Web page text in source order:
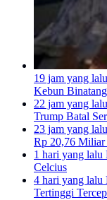
19 jam yang lalu
Kebun
22 jam yang lalu
Trump Batal
23 jam yang lalu
Rp 20,76 Miliar
1 hari yang lalu
Celcius
4 hari yang lalu
Tertinggi